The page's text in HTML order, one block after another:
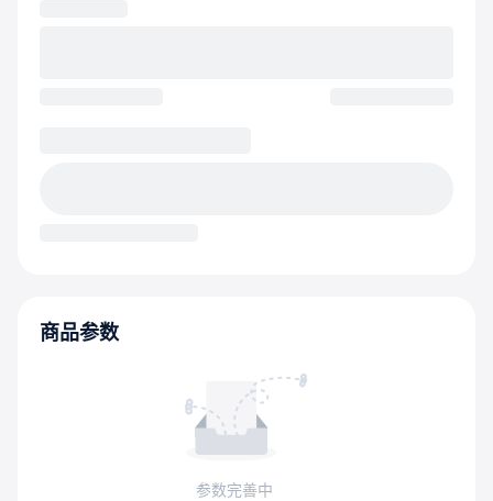
商品参数
参数完善中